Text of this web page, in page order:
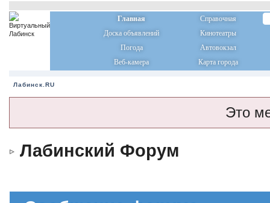
Главная
Справочная
Доска объявлений
Кинотеатры
Погода
Автовокзал
Веб-камера
Карта города
Лабинск.RU
Это
Лабинский Форум